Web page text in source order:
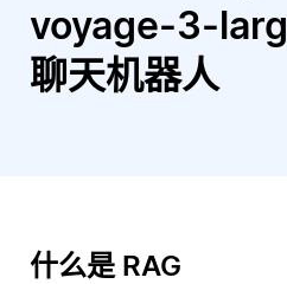
voyage-3-
聊天机器人
什么是 RAG